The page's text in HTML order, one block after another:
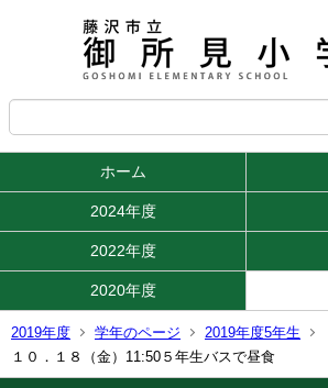
ホーム
2024年度
2022年度
2020年度
2019年度 学年のページ
2019年度5年生
１０．１８（金）11:50５年生バスで昼食